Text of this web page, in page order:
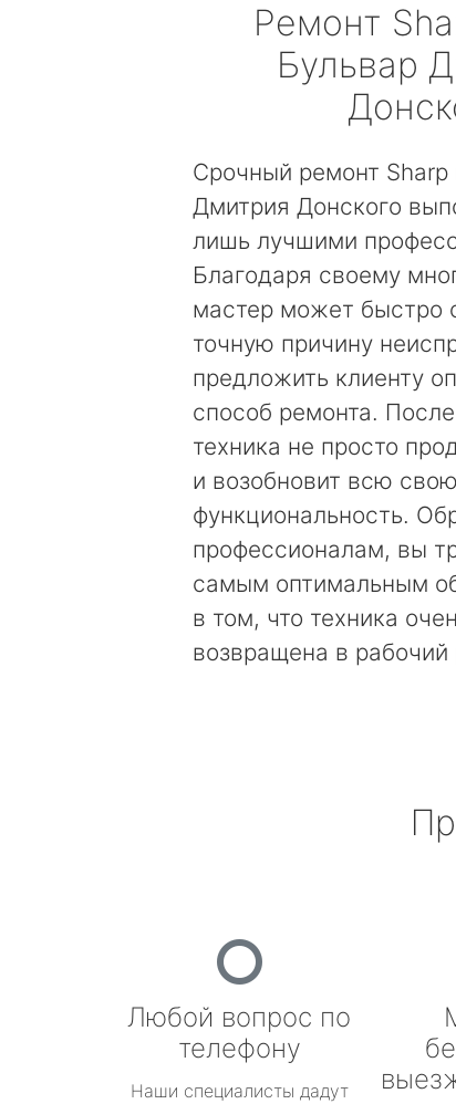
Ремонт
Бульвар
Срочный ремонт Sharp
Дмитрия Донского
лишь лучшими
Благодаря своему
мастер может быстро
точную причину
предложить клиенту
способ ремонта.
техника не просто
и возобновит всю свою
функциональность.
профессионалам, вы
самым оптимальным
в том, что техника
возвращена в
Любой вопрос по
телефону
Наши специалисты дадут